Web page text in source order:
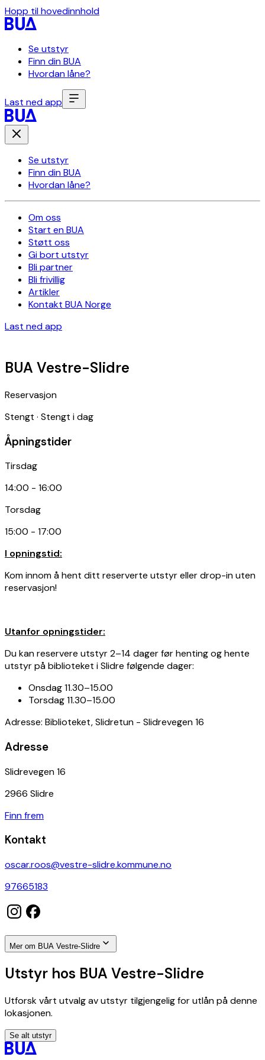
Hopp til hovedinnhold
Se utstyr
Finn din BUA
Hvordan låne?
Last ned app
Se utstyr
Finn din BUA
Hvordan låne?
Om oss
Start en BUA
Støtt oss
Gi bort utstyr
Bli partner
Bli frivillig
Artikler
Kontakt BUA Norge
Last ned app
BUA Vestre-Slidre
Reservasjon
Stengt · Stengt i dag
Åpningstider
Tirsdag
14:00 - 16:00
Torsdag
15:00 - 17:00
I opningstid:
Kom innom å hent ditt reserverte utstyr eller drop-in uten
reservasjon!
Utanfor opningstider:
Du kan reservere utstyr 2–14 dager før henting og hente
utstyr på biblioteket i Slidre følgende dager:
Onsdag 11.30–15.00
Torsdag 11.30–15.00
Adresse: Biblioteket, Slidretun - Slidrevegen 16
Adresse
Slidrevegen 16
2966 Slidre
Finn frem
Kontakt
oscar.roos@vestre-slidre.kommune.no
97665183
Mer om BUA Vestre-Slidre
Utstyr hos BUA Vestre-Slidre
Utforsk vårt utvalg av utstyr tilgjengelig for utlån på denne
lokasjonen.
Se alt utstyr